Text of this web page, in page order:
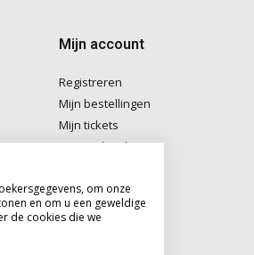
Mijn account
Registreren
Mijn bestellingen
Mijn tickets
Mijn verlanglijst
om onze
en om u een geweldige
de cookies die we